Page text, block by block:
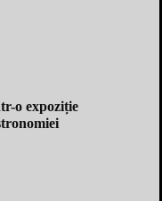
o expoziție